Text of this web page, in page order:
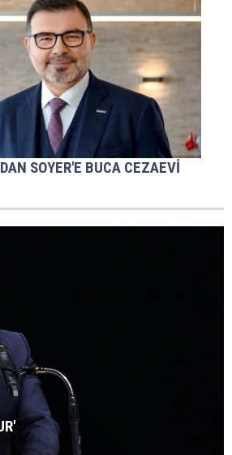
SOYER'E BUCA CEZAEVİ